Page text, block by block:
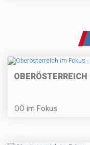
OÖ im Fokus